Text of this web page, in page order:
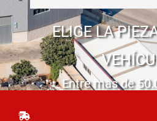
ELIGE LA
Entre mas de